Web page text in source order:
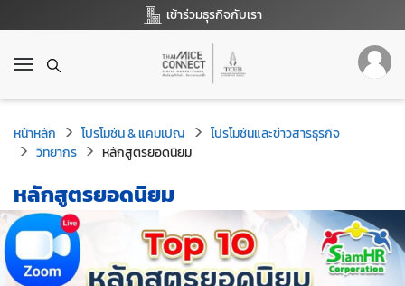
เข้าร่วมธุรกิจกับเรา
T
g
g
l
e
a
v
i
g
a
หน้าหลัก โปรโมชัน & แคมเปญ
โปรโมชันและข่าวสารธุรกิจ
วิทยากร
หลักสูตรยอดนิยม
หลักสูตรยอดนิยม